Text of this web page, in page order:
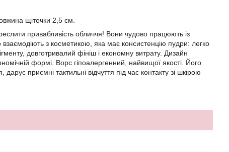
щіточки 2,5 см.
привабливість обличчя! Вони чудово працюють із
з косметикою, яка має консистенцію пудри: легко
довготривалий фініш і економну витрату. Дизайн
формі. Ворс гіпоалергенний, найвищої якості. Його
приємні тактильні відчуття під час контакту зі шкірою